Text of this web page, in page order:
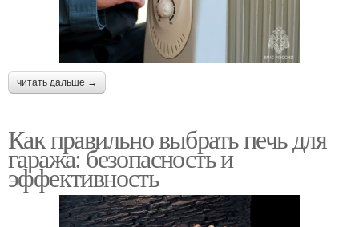
читать дальше →
Как правильно выбрать печь для
гаража: безопасность и
эффективность